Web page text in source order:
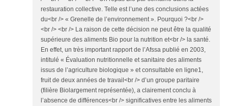
restauration collective. Telle est l’une des conclusions actées
du<br /> « Grenelle de l’environnement ». Pourquoi ?<br />
<br /> <br /> La raison de cette décision ne peut être la qualité
supérieure des aliments Bio pour la nutrition et<br /> la santé.
En effet, un très important rapport de l’Afssa publié en 2003,
intitulé « Évaluation nutritionnelle et sanitaire des aliments
issus de l’agriculture biologique » et consultable en ligne1,
fruit de deux années de travail<br /> d’un groupe paritaire
(filière Biolargement représentée), a clairement conclu à
l’absence de différences<br /> significatives entre les aliments